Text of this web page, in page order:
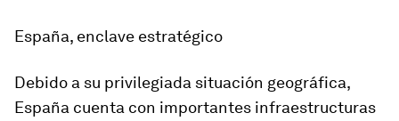
España, enclave estratégico
Debido a su privilegiada situación geográfica,
España cuenta con importantes infraestructuras